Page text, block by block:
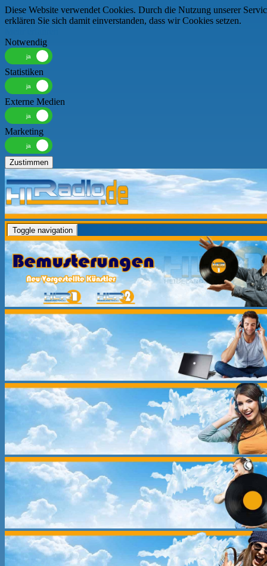
Diese Website verwendet Cookies. Durch die Nutzung unserer
erklären Sie sich damit einverstanden, dass wir Cookies setzen.
Notwendig
Statistiken
Externe Medien
Marketing
Zustimmen
Toggle navigation